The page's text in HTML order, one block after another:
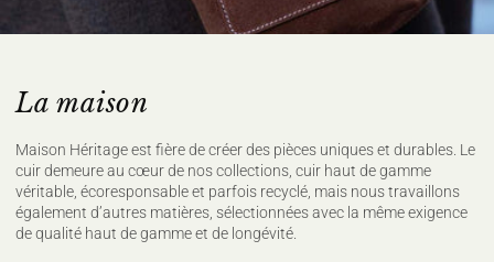
Nettoyage à sec délicat
La maison
Maison Héritage est fière de créer des pièces uniques et durables. Le
cuir demeure au cœur de nos collections, cuir haut de gamme
véritable, écoresponsable et parfois recyclé, mais nous travaillons
également d’autres matières, sélectionnées avec la même exigence
de qualité haut de gamme et de longévité.